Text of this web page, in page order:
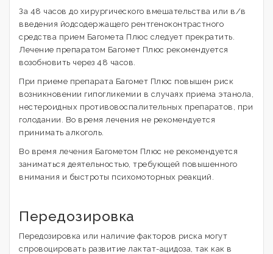
За 48 часов до хирургического вмешательства или в/в
введения йодсодержащего рентгеноконтрастного
средства прием Багомета Плюс следует прекратить.
Лечение препаратом Багомет Плюс рекомендуется
возобновить через 48 часов.
При приеме препарата Багомет Плюс повышен риск
возникновении гипогликемии в случаях приема этанола,
нестероидных противовоспалительных препаратов, при
голодании. Во время лечения не рекомендуется
принимать алкоголь.
Во время лечения Багометом Плюс не рекомендуется
заниматься деятельностью, требующей повышенного
внимания и быстроты психомоторных реакций.
Передозировка
Передозировка или наличие факторов риска могут
спровоцировать развитие лактат-ацидоза, так как в